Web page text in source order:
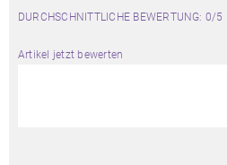
DURCHSCHNITTLICHE BEWERTUNG: 0/5
Artikel jetzt bewerten